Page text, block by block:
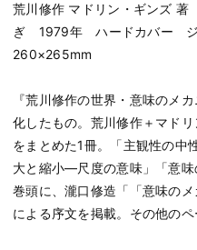
荒川修作 マドリン・ギンズ
ぎ 1979年 ハードカバー
260×265mm
『荒川修作の世界・意味のメ
化したもの。荒川修作＋マド
をまとめた1冊。「主観性の中
大と縮小―尺度の意味」「意味
巻頭に、瀧口修造「「意味の
による序文を掲載。その他の